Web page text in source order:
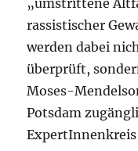
rassistischer
werden dabei
überprüft,
Moses-
Potsdam